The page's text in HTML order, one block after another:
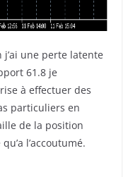
j’ai une perte latente
61.8 je
à effectuer des
particuliers en
de la position
l’accoutumé.